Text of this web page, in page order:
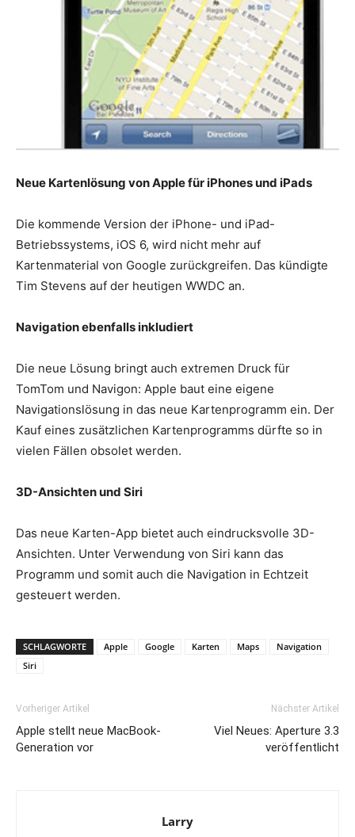
Neue Kartenlösung von Apple für iPhones und iPads
Die kommende Version der iPhone- und iPad-
Betriebssystems, iOS 6, wird nicht mehr auf
Kartenmaterial von Google zurückgreifen. Das kündigte
Tim Stevens auf der heutigen WWDC an.
Navigation ebenfalls inkludiert
Die neue Lösung bringt auch extremen Druck für
TomTom und Navigon: Apple baut eine eigene
Navigationslösung in das neue Kartenprogramm ein. Der
Kauf eines zusätzlichen Kartenprogramms dürfte so in
vielen Fällen obsolet werden.
3D-Ansichten und Siri
Das neue Karten-App bietet auch eindrucksvolle 3D-
Ansichten. Unter Verwendung von Siri kann das
Programm und somit auch die Navigation in Echtzeit
gesteuert werden.
SCHLAGWORTE Apple Google Karten Maps
Navigation
Siri
Vorheriger Artikel
Apple stellt neue MacBook-
Generation vor
Nächster Artikel
Viel Neues: Aperture 3.3
veröffentlicht
Larry